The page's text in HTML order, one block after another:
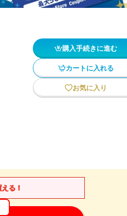
購入手続きに進む
カートに入れる
お気に入り
る！